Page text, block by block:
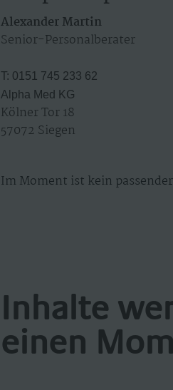
Alexander Martin
Senior-Personalberater
T: 0151 745 233 62
Alpha Med KG
Kölner Tor 18
57072 Siegen
Im Moment ist kein
Inhalte
einen